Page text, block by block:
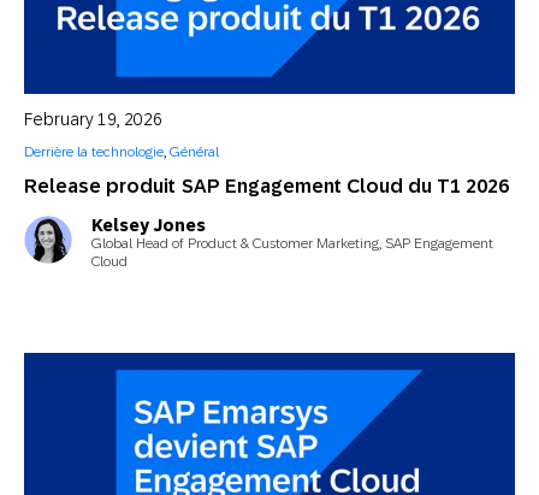
Release produit SAP Engagement Cloud du T1 2026
February 19, 2026
Derrière la technologie, Général
Kelsey Jones
Global Head of Product & Customer Marketing, SAP Engagement
Cloud